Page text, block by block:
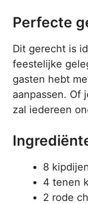
Perfecte
Dit gerecht is
feestelijke
gasten hebt
aanpassen. Of
zal iedereen
8
4 tenen
2 rode